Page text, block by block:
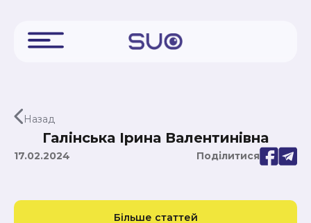
Назад
Галінська Ірина Валентинівна
17.02.2024 Поділитися
Більше статтей